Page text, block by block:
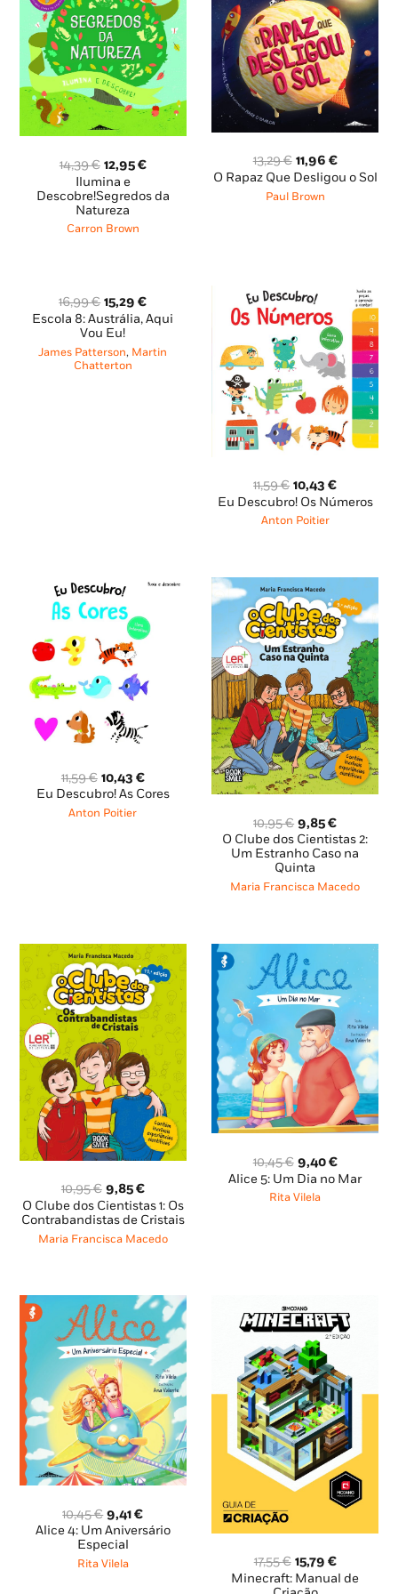
14,39€ O
preço
original
era:
14,39 €.
12,95€O
atual
Ilumina e
Descobre!Segredos da
Natureza
Carron Brown
13,29€ O
preço
original
11,96 €O
preço
O Rapaz Que Desligou o Sol
Paul Brown
16,99€ O
preço
original
era:
16,99 €.
15,29€O
preço
é:
Escola 8: Austrália, Aqui
Vou Eu!
James Patterson, Martin
Chatterton
11,59€ O
preço
original
10,43€O
preço
Eu Descubro! Os Números
Anton Poitier
11,59€ O
preço
original
10,43 €O
preço
Eu Descubro! As Cores
Anton Poitier
10,95€ O
preço
original
era:
10,95 €.
9,85€O
preço
atual
9,85 €.
O Clube dos Cientistas 2:
Um Estranho Caso na
Quinta
Maria Francisca Macedo
10,95€ O
preço
original
era:
9,85€O
preço
atual
é:
O Clube dos Cientistas 1: Os
Contrabandistas de Cristais
Maria Francisca Macedo
10,45€ O
preço
original
9,40€O
preço
Alice 5: Um Dia no Mar
Rita Vilela
10,45€ O
preço
original
era:
9,41€O
preço
Alice 4: Um Aniversário
Especial
Rita Vilela 17,55€ O
preço
15,79 €O
preço
Minecraft: Manual de